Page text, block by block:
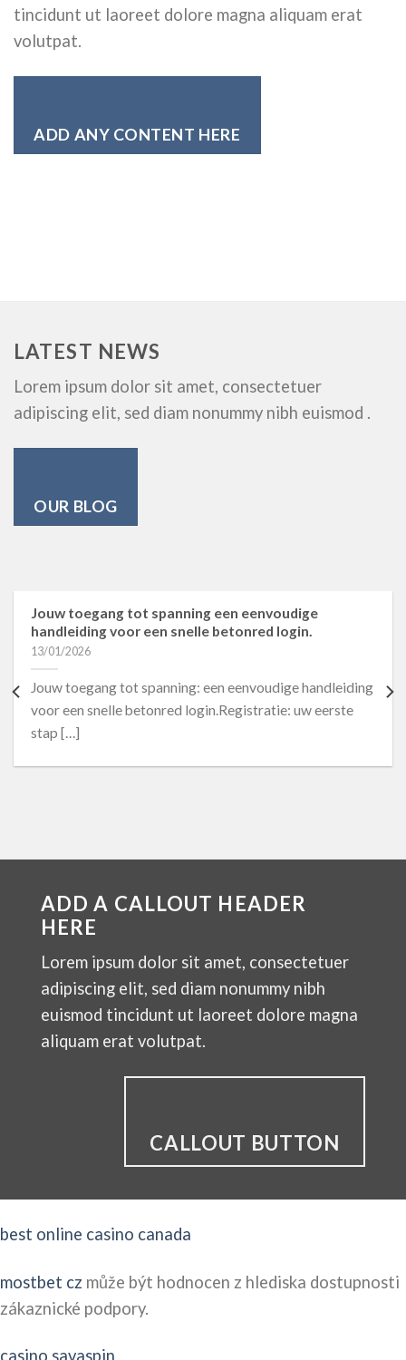
tincidunt ut laoreet dolore magna aliquam erat
volutpat.
ADD ANY CONTENT HERE
LATEST NEWS
Lorem ipsum dolor sit amet, consectetuer
adipiscing elit, sed diam nonummy nibh euismod .
OUR BLOG
Jouw toegang tot spanning een eenvoudige
handleiding voor een snelle betonred login.
13/01/2026
Jouw toegang tot spanning: een eenvoudige handleiding
voor een snelle betonred login.Registratie: uw eerste
stap […]
ADD A CALLOUT HEADER
HERE
Lorem ipsum dolor sit amet, consectetuer
adipiscing elit, sed diam nonummy nibh
euismod tincidunt ut laoreet dolore magna
aliquam erat volutpat.
CALLOUT BUTTON
best online casino canada
mostbet cz může být hodnocen z hlediska dostupnosti
zákaznické podpory.
casino savaspin